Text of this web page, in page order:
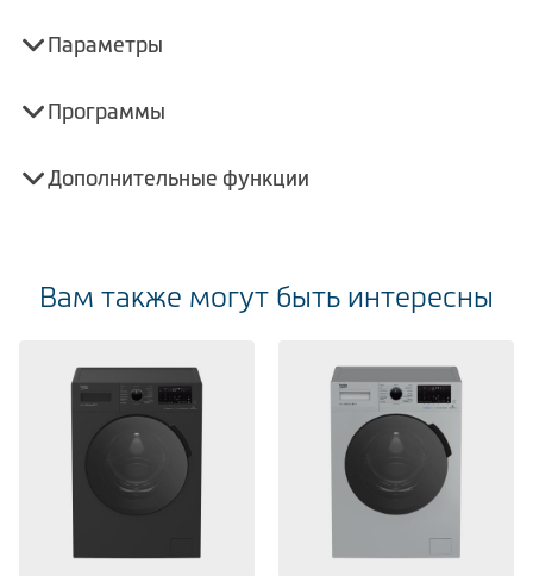
Параметры
Программы
Дополнительные функции
Вам также могут быть интересны